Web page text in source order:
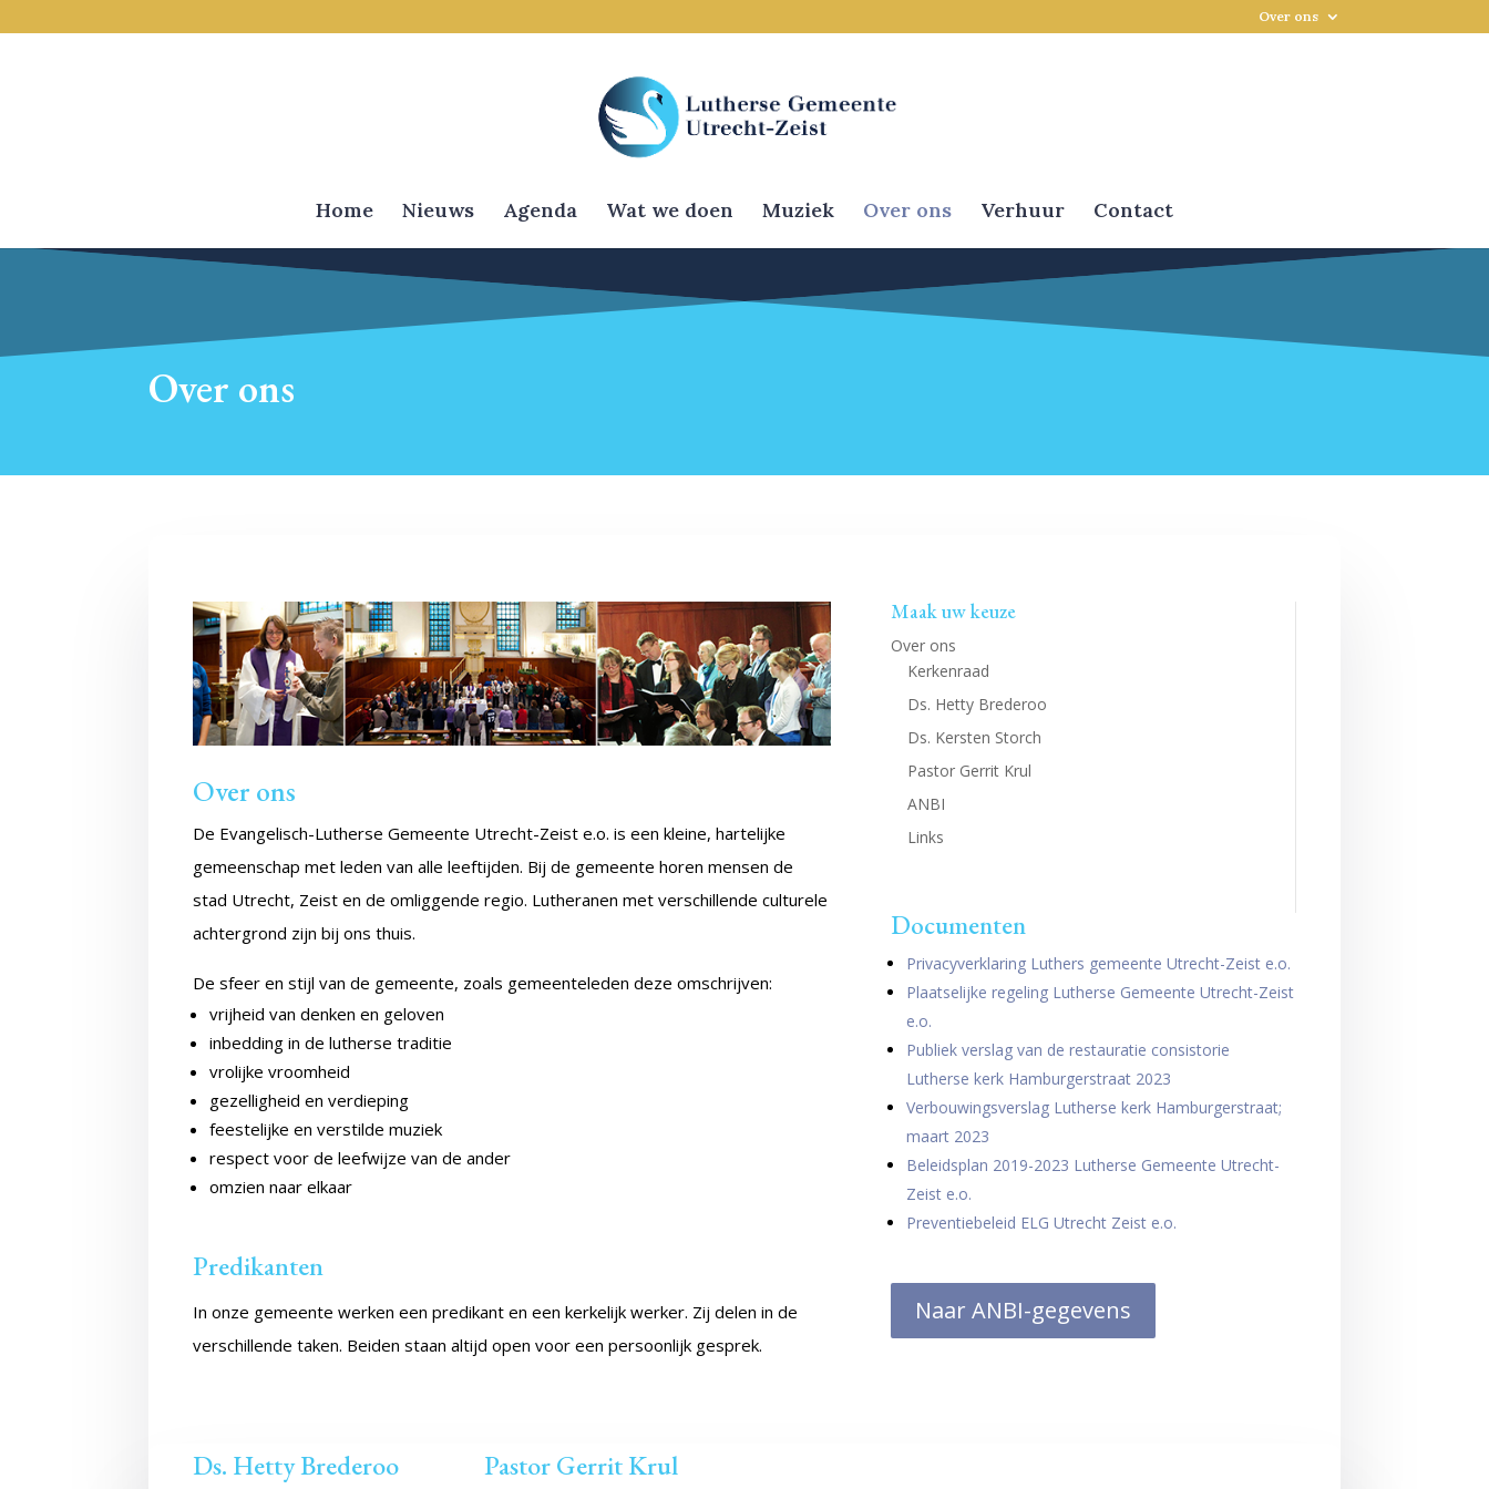
Over ons
Home Nieuws Agenda Wat we doen Muziek Over ons Verhuur Contact
Over ons
Over ons
De Evangelisch-Lutherse Gemeente Utrecht-Zeist e.o. is een kleine, hartelijke
gemeenschap met leden van alle leeftijden. Bij de gemeente horen mensen de
stad Utrecht, Zeist en de omliggende regio. Lutheranen met verschillende culturele
achtergrond zijn bij ons thuis.
De sfeer en stijl van de gemeente, zoals gemeenteleden deze omschrijven:
vrijheid van denken en geloven
inbedding in de lutherse traditie
vrolijke vroomheid
gezelligheid en verdieping
feestelijke en verstilde muziek
respect voor de leefwijze van de ander
omzien naar elkaar
Predikanten
In onze gemeente werken een predikant en een kerkelijk werker. Zij delen in de
verschillende taken. Beiden staan altijd open voor een persoonlijk gesprek.
Maak uw keuze
Over ons
Kerkenraad
Ds. Hetty Brederoo
Ds. Kersten Storch
Pastor Gerrit Krul
ANBI
Links
Documenten
Privacyverklaring Luthers gemeente Utrecht-Zeist e.o.
Plaatselijke regeling Lutherse Gemeente Utrecht-Zeist
e.o.
Publiek verslag van de restauratie consistorie
Lutherse kerk Hamburgerstraat 2023
Verbouwingsverslag Lutherse kerk Hamburgerstraat;
maart 2023
Beleidsplan 2019-2023 Lutherse Gemeente Utrecht-
Zeist e.o.
Preventiebeleid ELG Utrecht Zeist e.o.
Naar ANBI-gegevens
Ds. Hetty Brederoo Pastor Gerrit Krul